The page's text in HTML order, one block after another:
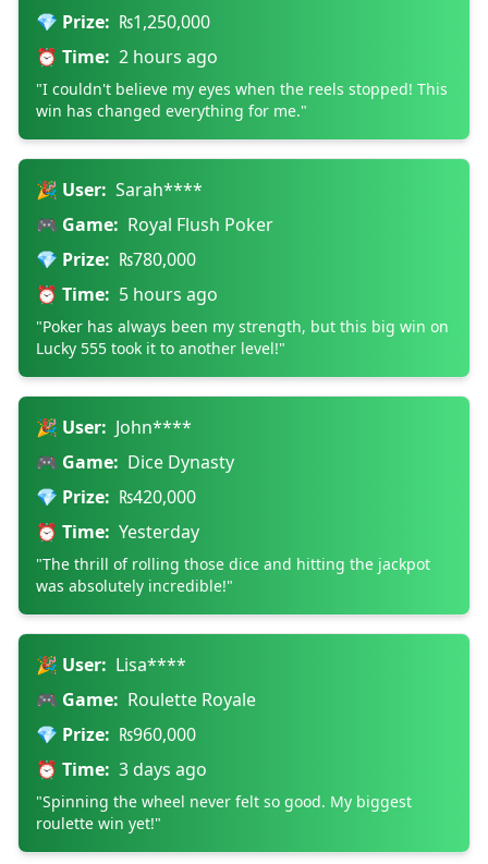
💎 Prize: ₨1,250,000
⏰ Time: 2 hours ago
"I couldn't believe my eyes when the reels stopped! This
win has changed everything for me."
🎉 User: Sarah****
🎮 Game: Royal Flush Poker
💎 Prize: ₨780,000
⏰ Time: 5 hours ago
"Poker has always been my strength, but this big win on
Lucky 555 took it to another level!"
🎉 User: John****
🎮 Game: Dice Dynasty
💎 Prize: ₨420,000
⏰ Time: Yesterday
"The thrill of rolling those dice and hitting the jackpot
was absolutely incredible!"
🎉 User: Lisa****
🎮 Game: Roulette Royale
💎 Prize: ₨960,000
⏰ Time: 3 days ago
"Spinning the wheel never felt so good. My biggest
roulette win yet!"